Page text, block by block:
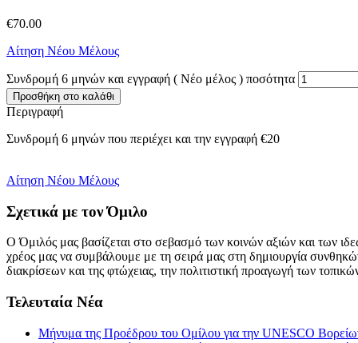
€70.00
Αίτηση Νέου Μέλους
Συνδρομή 6 μηνών και εγγραφή ( Νέο μέλος ) ποσότητα
Προσθήκη στο καλάθι
Περιγραφή
Συνδρομή 6 μηνών που περιέχει και την εγγραφή €20
Αίτηση Νέου Μέλους
Σχετικά με τον Όμιλο
Ο Όμιλός μας βασίζεται στο σεβασμό των κοινών αξιών και των
χρέος μας να συμβάλουμε με τη σειρά μας στη δημιουργία
διακρίσεων και της φτώχειας, την πολιτιστική προαγωγή των
Τελευταία Νέα
Μήνυμα της Προέδρου του Ομίλου για την UNESCO